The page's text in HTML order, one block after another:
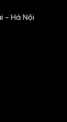
- Hà Nội